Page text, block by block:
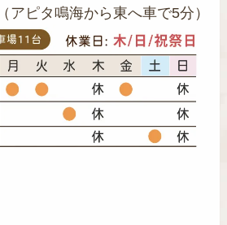
（アピタ鳴海から東へ車で5分）